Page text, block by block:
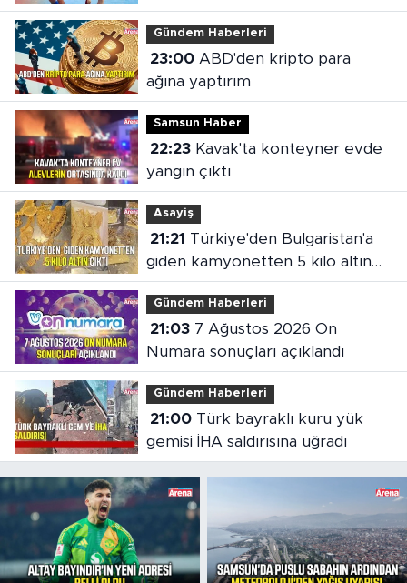
Gündem Haberleri
23:00ABD'den kripto para
ağına yaptırım
Samsun Haber
22:23Kavak'ta konteyner evde
yangın çıktı
Asayiş
21:21
giden kamyonetten 5 kilo altın
çıktı
Gündem Haberleri
21:037 Ağustos 2026 On
Numara sonuçları açıklandı
Gündem Haberleri
21:00Türk bayraklı kuru yük
gemisi İHA saldırısına uğradı